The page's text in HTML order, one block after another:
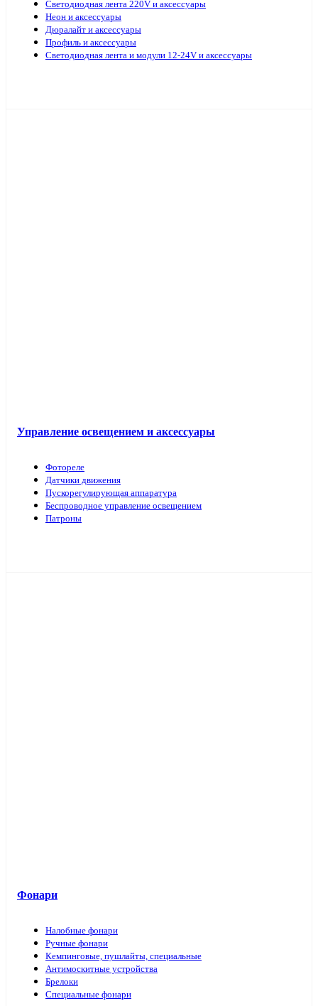
Светодиодная лента 220V и аксессуары
Неон и аксессуары
Дюралайт и аксессуары
Профиль и аксессуары
Светодиодная лента и модули 12-24V и аксессуары
Управление освещением и аксессуары
Фотореле
Датчики движения
Пускорегулирующая аппаратура
Беспроводное управление освещением
Патроны
Фонари
Налобные фонари
Ручные фонари
Кемпинговые, пушлайты, специальные
Антимоскитные устройства
Брелоки
Специальные фонари